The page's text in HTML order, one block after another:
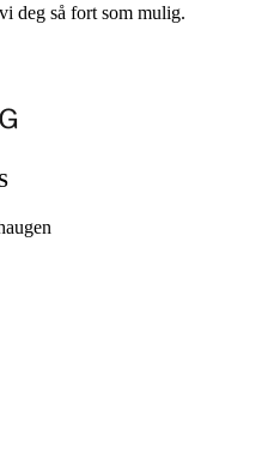
deg så fort som mulig.